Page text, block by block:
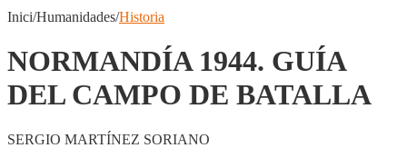
Inici/Humanidades/Historia
NORMANDÍA 1944. GUÍA
DEL CAMPO DE BATALLA
SERGIO MARTÍNEZ SORIANO